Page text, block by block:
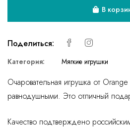
В
Поделиться:
Категория: Мягкие игрушки
Очаровательная игрушка от Orange
равнодушными. Это отличный
Качество подтверждено